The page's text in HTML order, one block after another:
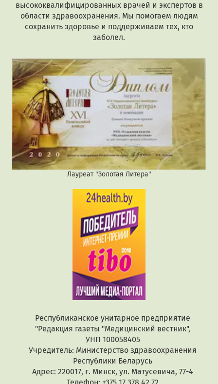
высококвалифицированных врачей и экспертов в
области здравоохранения. Мы помогаем людям
сохранить здоровье и поддерживаем тех, кто
заболел.
Лауреат "Золотая Литера"
Республиканское унитарное предприятие
"Редакция газеты "Медицинский вестник",
УНП 100058405
Учредитель: Министерство здравоохранения
Республики Беларусь
Адрес: 220017, г. Минск, ул. Матусевича, 77-4